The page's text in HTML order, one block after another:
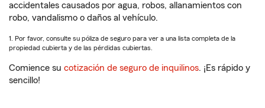
accidentales causados por agua, robos, allanamientos con
robo, vandalismo o daños al vehículo.
1. Por favor, consulte su póliza de seguro para ver a una lista completa de la
propiedad cubierta y de las pérdidas cubiertas.
Comience su cotización de seguro de inquilinos. ¡Es rápido y
sencillo!